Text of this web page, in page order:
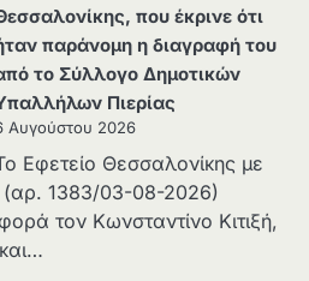
που έκρινε ότι
παράνομη η διαγραφή του
το Σύλλογο Δημοτικών
Πιερίας
Αυγούστου 2026
Εφετείο Θεσσαλονίκης με
(αρ. 1383/03-08-2026)
τον Κωνσταντίνο Κιτιξή,